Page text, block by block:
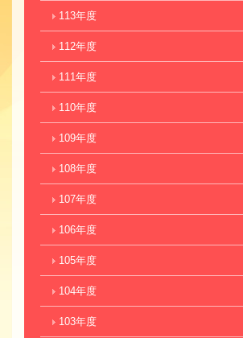
113年度
112年度
111年度
110年度
109年度
108年度
107年度
106年度
105年度
104年度
103年度